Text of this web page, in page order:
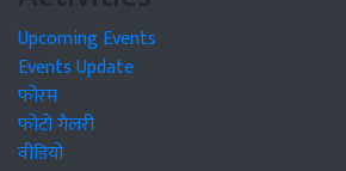
Upcoming Events
Events Update
फोरम
फोटो गैलरी
वीडियो